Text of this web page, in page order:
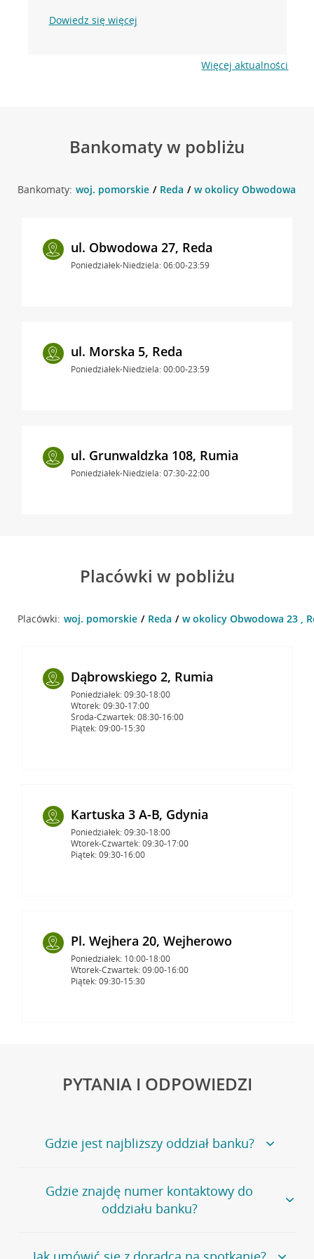
Dowiedz się więcej
Więcej aktualności
Bankomaty w pobliżu
Bankomaty: woj. pomorskie Reda w okolicy Obwodowa 23
ul. Obwodowa 27, Reda
Poniedziałek-Niedziela: 06:00-23:59
ul. Morska 5, Reda
Poniedziałek-Niedziela: 00:00-23:59
ul. Grunwaldzka 108, Rumia
Poniedziałek-Niedziela: 07:30-22:00
Placówki w pobliżu
Placówki: woj. pomorskie Reda w okolicy Obwodowa 23 ,
Dąbrowskiego 2, Rumia
Poniedziałek: 09:30-18:00
Wtorek: 09:30-17:00
Środa-Czwartek: 08:30-16:00
Piątek: 09:00-15:30
Kartuska 3 A-B, Gdynia
Poniedziałek: 09:30-18:00
Wtorek-Czwartek: 09:30-17:00
Piątek: 09:30-16:00
Pl. Wejhera 20, Wejherowo
Poniedziałek: 10:00-18:00
Wtorek-Czwartek: 09:00-16:00
Piątek: 09:30-15:30
PYTANIA I ODPOWIEDZI
Gdzie jest najbliższy oddział banku?
Jeśli szukasz oddziału naszego banku, zapraszamy na
stronęPlacówki i bankomaty, na której znajduje się
wygodna wyszukiwarka.
oddziałów
Gdzie znajdę numer kontaktowy do
oddziału banku?
Bank Credit Agricole nie udostępnia ogólnego numeru